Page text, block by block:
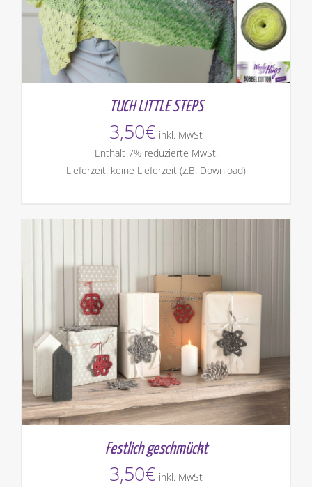
TUCH LITTLE STEPS
3,50€ inkl. MwSt
Enthält 7% reduzierte MwSt.
Lieferzeit: keine Lieferzeit (z.B. Download)
Festlich geschmückt
3,50€ inkl. MwSt